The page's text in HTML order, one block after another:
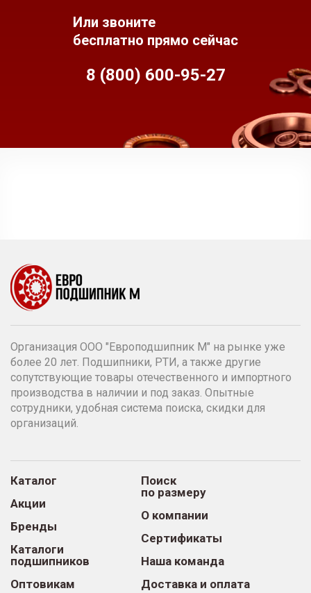
Или звоните
бесплатно прямо сейчас
8 (800) 600-95-27
Организация ООО "Европодшипник М" на рынке уже
более 20 лет. Подшипники, РТИ, а также другие
сопутствующие товары отечественного и импортного
производства в наличии и под заказ. Опытные
сотрудники, удобная система поиска, скидки для
организаций.
Каталог
Акции
Бренды
Каталоги
подшипников
Оптовикам
Поиск
по размеру
О компании
Сертификаты
Наша команда
Доставка и оплата